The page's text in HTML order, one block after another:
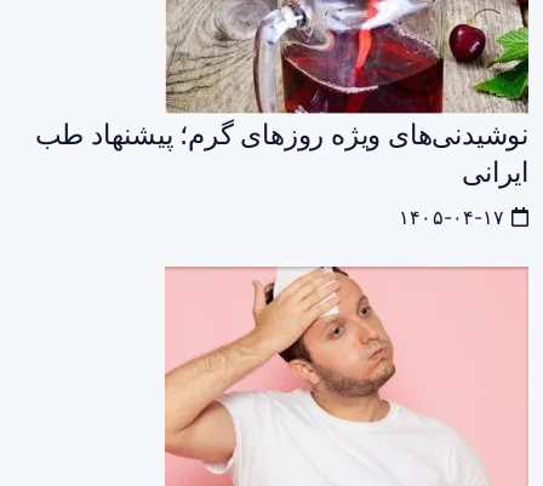
نوشیدنی‌های ویژه روزهای گرم؛ پیشنهاد طب
ایرانی